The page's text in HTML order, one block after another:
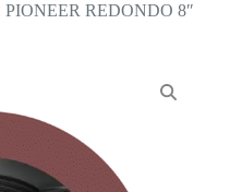
REDONDO 8″